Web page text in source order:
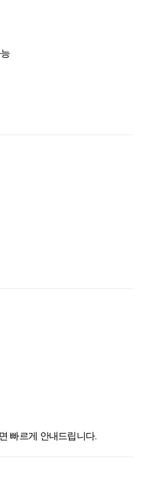
빠르게 안내드립니다.